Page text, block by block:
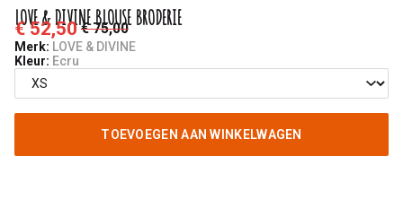
LOVE & DIVINE BLOUSE BRODERIE
€ 52,50 € 75,00
Merk: LOVE & DIVINE
Kleur: Ecru
TOEVOEGEN AAN WINKELWAGEN